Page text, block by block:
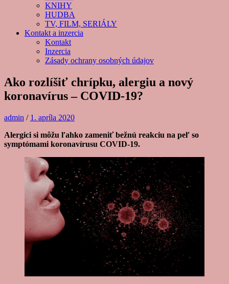
KNIHY
HUDBA
TV, FILM, SERIÁLY
Kontakt a inzercia
Kontakt
Inzercia
Zásady ochrany osobných údajov
Ako rozlíšiť chrípku, alergiu a nový
koronavírus – COVID-19?
admin / 1. apríla 2020
Alergici si môžu ľahko zameniť bežnú reakciu na peľ so
symptómami koronavírusu COVID-19.